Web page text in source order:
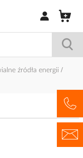
Zaloguj się /
źródła energii